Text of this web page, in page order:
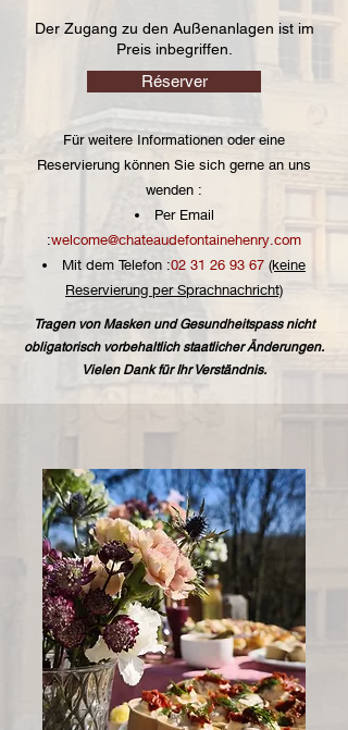
Der Zugang zu den Außenanlagen ist im
Preis inbegriffen.
Réserver
Für weitere Informationen oder eine
Reservierung können Sie sich gerne an uns
wenden :
Per Email
:welcome@chateaudefontainehenry.com
Mit dem Telefon :02 31 26 93 67 (keine
Reservierung per Sprachnachricht)
Tragen von Masken und Gesundheitspass nicht
obligatorisch vorbehaltlich staatlicher Änderungen.
Vielen Dank für Ihr Verständnis.